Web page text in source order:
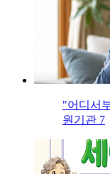
"어디서
원기관 7